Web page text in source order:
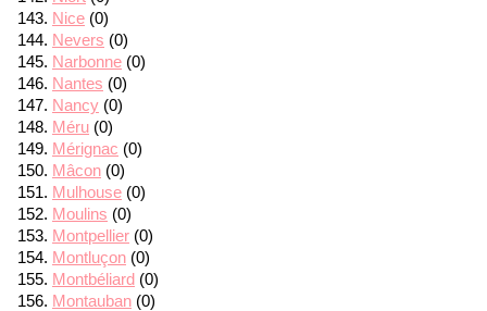
Nice (0)
Nevers (0)
Narbonne (0)
Nantes (0)
Nancy (0)
Méru (0)
Mérignac (0)
Mâcon (0)
Mulhouse (0)
Moulins (0)
Montpellier (0)
Montluçon (0)
Montbéliard (0)
Montauban (0)